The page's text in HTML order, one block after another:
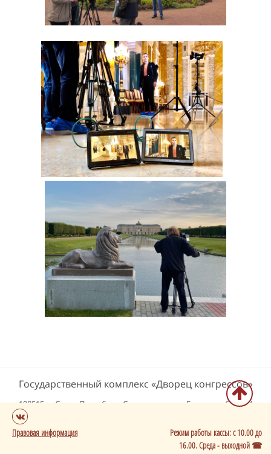
Государственный комплекс «Дворец конгрессов»
198515, г. Санкт-Петербург, Стрельна, улица Глинки, д. 6, стр. 4
Информация на сайте носит справочный характер и не является
публичной офертойРежим работы кассы: с 10.00 до
16.00. Среда - выходной ☎
Правовая информация